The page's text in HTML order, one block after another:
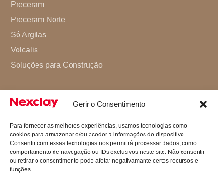
Gerir o Consentimento
Para fornecer as melhores experiências, usamos tecnologias como
cookies para armazenar e/ou aceder a informações do dispositivo.
Consentir com essas tecnologias nos permitirá processar dados, como
comportamento de navegação ou IDs exclusivos neste site. Não consentir
ou retirar o consentimento pode afetar negativamante certos recursos e
funções.
Preceram
Preceram Norte
Só Argilas
Volcalis
Soluções para Construção